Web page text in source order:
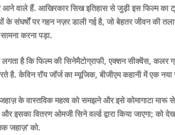
आनेवालेहैं. आखिरकारसिखइतिहाससेजुड़ीइसफिल्मका
केसंघर्षोंपरगहननज़रडालीगईहै, जोबेहतरजीवनकी
सामनाकरनापड़ा.
है कि फिल्म की सिनेमैटोग्राफी, एक्शन सीक्वेंस, कलर
है. केविन रॉय जॉर्ज का म्यूजिक, बीजीएम कहानी में एक
के वास्तविक महत्व को समझने और इसे कोमागाटा
और इसका वितरण ओमजी सिने वर्ल्ड द्वारा किया जाएगा;
जहाज़’ को.